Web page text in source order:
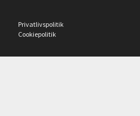
Privatlivspolitik
Cookiepolitik